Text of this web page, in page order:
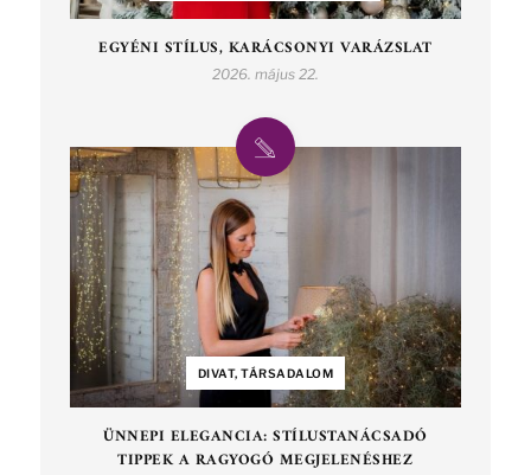
EGYÉNI STÍLUS, KARÁCSONYI VARÁZSLAT
2026. május 22.
DIVAT, TÁRSADALOM
ÜNNEPI ELEGANCIA: STÍLUSTANÁCSADÓ
TIPPEK A RAGYOGÓ MEGJELENÉSHEZ